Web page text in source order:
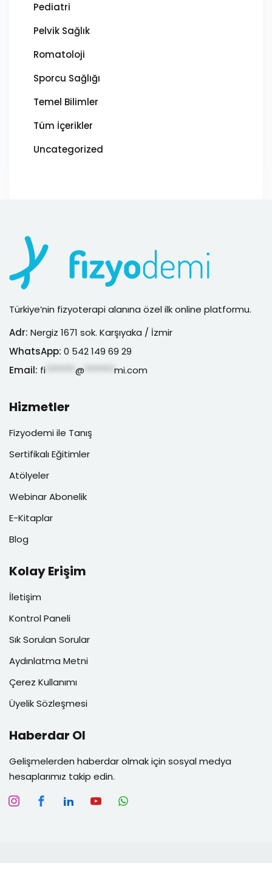
Pediatri
Pelvik Sağlık
Romatoloji
Sporcu Sağlığı
Temel Bilimler
Tüm İçerikler
Uncategorized
Türkiye’nin fizyoterapi alanına özel ilk online platformu.
Adr: Nergiz 1671 sok. Karşıyaka / İzmir
WhatsApp: 0 542 149 69 29
Email: fi @ mi.com
Hizmetler
Fizyodemi ile Tanış
Sertifikalı Eğitimler
Atölyeler
Webinar Abonelik
E-Kitaplar
Blog
Kolay Erişim
İletişim
Kontrol Paneli
Sık Sorulan Sorular
Aydınlatma Metni
Çerez Kullanımı
Üyelik Sözleşmesi
Haberdar Ol
Gelişmelerden haberdar olmak için sosyal medya
hesaplarımız takip edin.